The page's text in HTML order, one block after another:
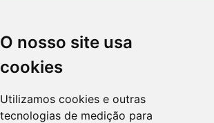
O nosso site usa
cookies
Utilizamos cookies e outras
tecnologias de medição para
Sexta: 8h às 11h30min (manhã);
às 17h (tarde)